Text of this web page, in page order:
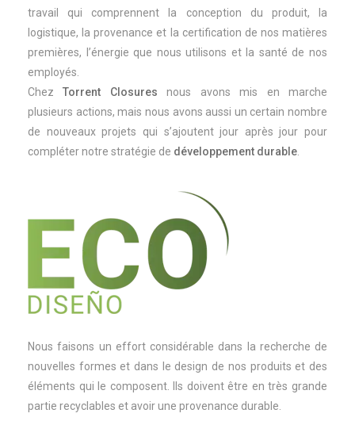
travail qui comprennent la conception du produit, la
logistique, la provenance et la certification de nos matières
premières, l’énergie que nous utilisons et la santé de nos
employés.
ChezTorrent Closures
nous avons mis en marche
plusieurs actions, mais nous avons aussi un certain nombre
de nouveaux projets qui s’ajoutent jour après jour pour
compléter notre stratégie de développement durable
Nous faisons un effort considérable dans la recherche de
nouvelles formes et dans le design de nos produits et des
éléments qui le composent. Ils doivent être en très grande
partie recyclables et avoir une provenance durable.